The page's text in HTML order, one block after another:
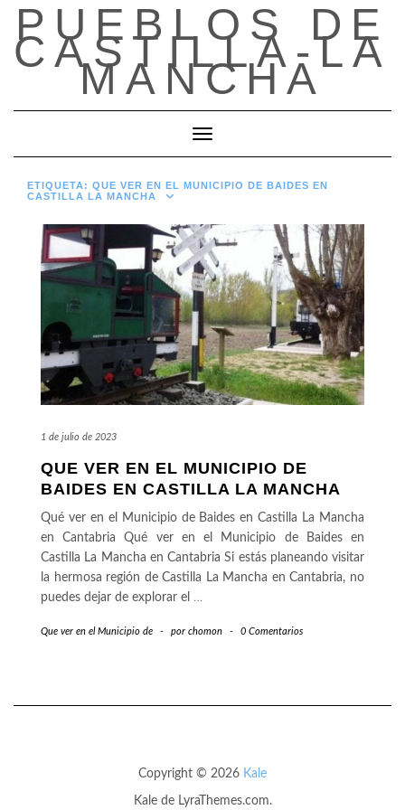
Saltar
contenido
PUEBLOS DE
CASTILLA-LA
MANCHA
Cambiar modo de navegación
ETIQUETA: QUE VER EN EL MUNICIPIO DE BAIDES EN
CASTILLA LA MANCHA
1 de julio de 2023
QUE VER EN EL MUNICIPIO DE
BAIDES EN CASTILLA LA MANCHA
Qué ver en el Municipio de Baides en Castilla La Mancha
en Cantabria Qué ver en el Municipio de Baides en
Castilla La Mancha en Cantabria Si estás planeando visitar
la hermosa región de Castilla La Mancha en Cantabria, no
puedes dejar de explorar el …
Que ver en el Municipio de - por chomon - 0 Comentarios
Copyright © 2026 Kale
Kalede LyraThemes.com.